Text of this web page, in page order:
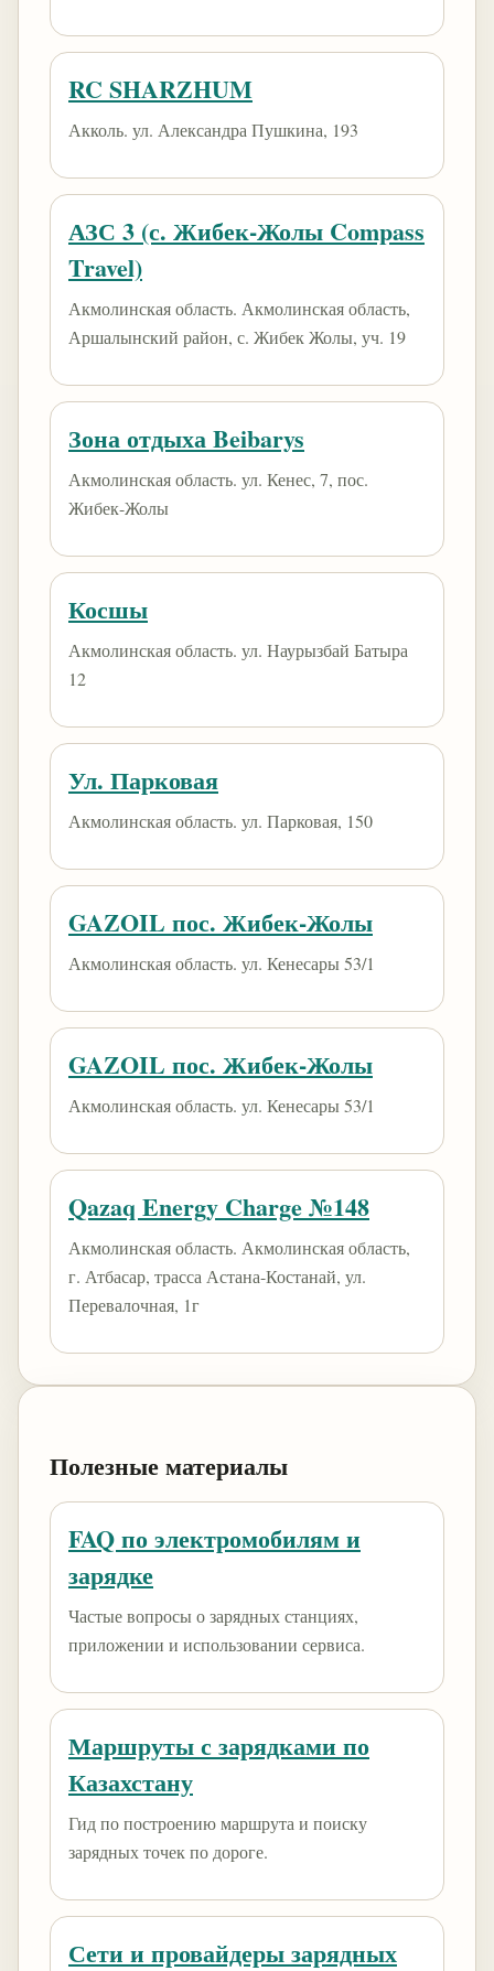
RC SHARZHUM
Акколь. ул. Александра Пушкина, 193
АЗС 3 (с. Жибек-Жолы Compass
Travel)
Акмолинская область. Акмолинская область,
Аршалынский район, с. Жибек Жолы, уч. 19
Зона отдыха Beibarys
Акмолинская область. ​ул. Кенес, 7​, пос.
Жибек-Жолы
Косшы
Акмолинская область. ул. Наурызбай Батыра
12
Ул. Парковая
Акмолинская область. ул. Парковая, 150
GAZOIL пос. Жибек-Жолы
Акмолинская область. ул. Кенесары 53/1
GAZOIL пос. Жибек-Жолы
Акмолинская область. ул. Кенесары 53/1
Qazaq Energy Charge №148
Акмолинская область. Акмолинская область,
г. Атбасар, трасса Астана-Костанай, ул.
Перевалочная, 1г
Полезные материалы
FAQ по электромобилям и
зарядке
Частые вопросы о зарядных станциях,
приложении и использовании сервиса.
Маршруты с зарядками по
Казахстану
Гид по построению маршрута и поиску
зарядных точек по дороге.
Сети и провайдеры зарядных